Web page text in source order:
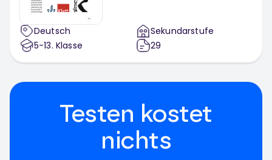
Deutsch
5-13. Klasse
Sekundarstufe
29
Testen kostet
nichts